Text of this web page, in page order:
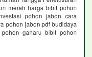
merah harga bibit pohon
pohon jabon cara
pohon jabon pdf budidaya
gaharu bibit pohon